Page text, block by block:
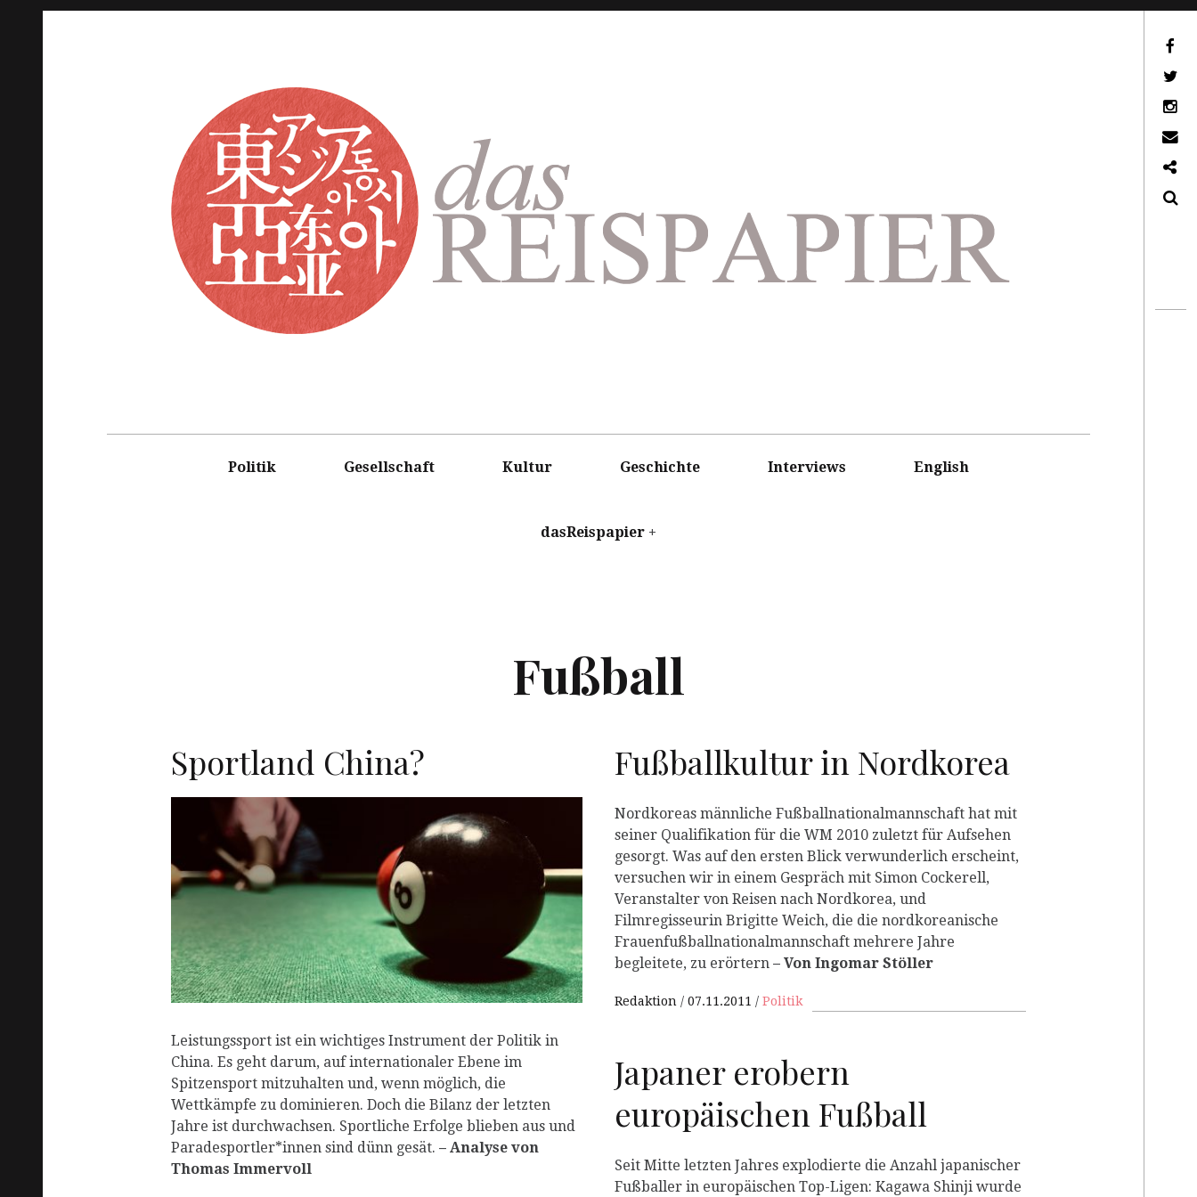
Politik Gesellschaft Kultur Geschichte Interviews English
dasReispapier
Fußball
Sportland China?
RP
Leistungssport ist ein wichtiges Instrument der Politik in
China. Es geht darum, auf internationaler Ebene im
Spitzensport mitzuhalten und, wenn möglich, die
Wettkämpfe zu dominieren. Doch die Bilanz der letzten
Jahre ist durchwachsen. Sportliche Erfolge blieben aus und
Paradesportler*innen sind dünn gesät. – Analyse von
Thomas Immervoll
Fußballkultur in Nordkorea
Nordkoreas männliche Fußballnationalmannschaft hat mit
seiner Qualifikation für die WM 2010 zuletzt für Aufsehen
gesorgt. Was auf den ersten Blick verwunderlich erscheint,
versuchen wir in einem Gespräch mit Simon Cockerell,
Veranstalter von Reisen nach Nordkorea, und
Filmregisseurin Brigitte Weich, die die nordkoreanische
Frauenfußballnationalmannschaft mehrere Jahre
begleitete, zu erörtern – Von Ingomar Stöller
Redaktion 07.11.2011 Politik
Japaner erobern
europäischen Fußball
Seit Mitte letzten Jahres explodierte die Anzahl japanischer
Fußballer in europäischen Top-Ligen: Kagawa Shinji wurde